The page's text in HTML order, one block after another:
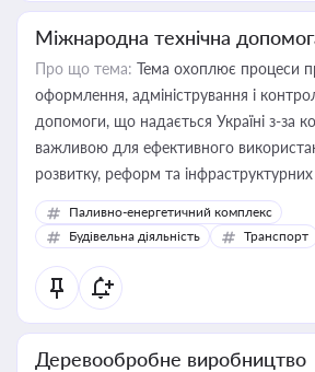
Міжнародна технічна
Про що тема: Тема охоплює процеси
оформлення, адміністрування і
допомоги, що надається Україні з-за
важливою для ефективного
розвитку, реформ та інфраструктурних
Паливно-енергетичний комплекс
Будівельна діяльність
Транспорт
Деревообробне виробництво